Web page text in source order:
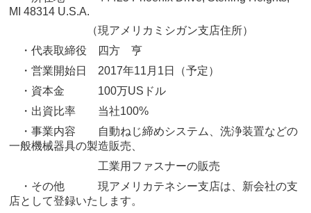
MI 48314 U.S.A.
（現アメリカミシガン支店住所）
・代表取締役 四方 亨
・営業開始日 2017年11月1日（予定）
・資本金 100万USドル
・出資比率 当社100%
・事業内容 自動ねじ締めシステム、洗浄装置などの
一般機械器具の製造販売、
工業用ファスナーの販売
・その他 現アメリカテネシー支店は、新会社の支
店として登録いたします。